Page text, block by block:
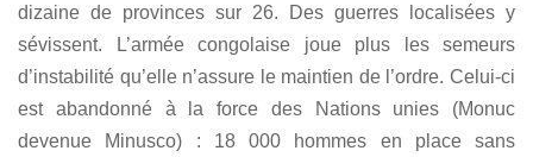
dizaine de provinces sur 26. Des guerres localisées y
sévissent. L’armée congolaise joue plus les semeurs
d’instabilité qu’elle n’assure le maintien de l’ordre. Celui-ci
est abandonné à la force des Nations unies (Monuc
devenue Minusco) : 18 000 hommes en place sans